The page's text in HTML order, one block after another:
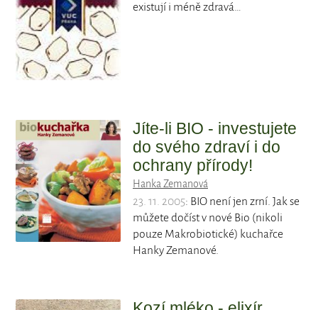
existují i méně zdravá…
Jíte-li BIO - investujete
do svého zdraví i do
ochrany přírody!
Hanka Zemanová
23. 11. 2005: BIO není jen zrní. Jak se
můžete dočíst v nové Bio (nikoli
pouze Makrobiotické) kuchařce
Hanky Zemanové.